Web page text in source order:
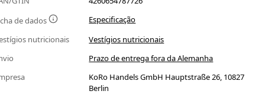
de dados
Especificação
nutricionais
Vestígios nutricionais
Prazo de entrega fora da Alemanha
KoRo Handels GmbH Hauptstraße 26, 10827
Berlin